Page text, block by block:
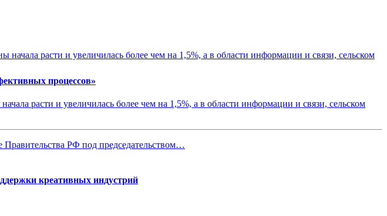
процессов»
расти и увеличилась более чем на 1,5%, а в области информации и связи, сельском
Правительства РФ под председательством…
креативных индустрий